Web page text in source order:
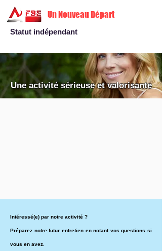
Un Nouveau Départ
Statut indépendant
Une activité sérieuse et valorisante
Intéressé(e) par notre activité ?
Préparez notre futur entretien en notant vos questions si
vous en avez.